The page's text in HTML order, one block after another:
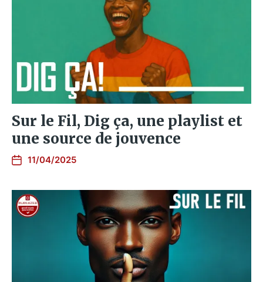
Sur le Fil, Dig ça, une playlist et
une source de jouvence
11/04/2025